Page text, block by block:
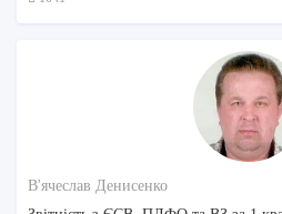
В'ячеслав Денисенко